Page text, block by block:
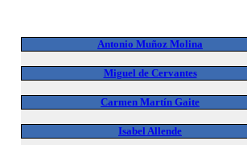
Antonio Muñoz Molina
Miguel de Cervantes
Carmen Martín Gaite
Isabel Allende